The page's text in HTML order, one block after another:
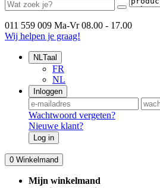
011 559 009 Ma-Vr 08.00 - 17.00
Wij helpen je graag!
NLTaal
FR
NL
Inloggen
Wachtwoord vergeten?
Nieuwe klant?
Log in
0 Winkelmand
Mijn winkelmand